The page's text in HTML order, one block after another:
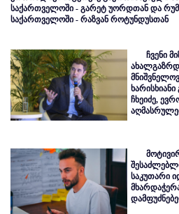
საქართველოში - გარეტ უორდთან და
საქართველოში - რაზვან როტუნდუსთან
ჩვენი
ჩხეიძე,
საკუთარი